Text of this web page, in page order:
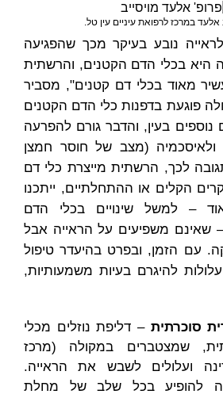
אלעד במרכז לרפואת עיניים עין טל.
נובע בעיקר מכך שהפגיעה
היא בכלי הדם הקטנים, והרשתית
מאוד בכלי דם קטנים", מסביר
פוגעת בדפנות כלי הדם הקטנים
בעין, והדבר גורם להפרעה
(מצב של חוסר חמצן
לכך, הרשתית מייצרת כלי דם
הקלים או ההתחלתיים, ייתכנו
– למשל שינויים בכלי הדם
– שאינם משפיעים על הראייה אבל
עם הזמן, ובפרט בהיעדר טיפול
להיגרם בעיות משמעותיות,
סוכרתית – דליפת נוזלים מכלי
שמצטברים במקולה (מרכז
ועלולים לשבש את הראייה.
להופיע בכל שלב של מחלת